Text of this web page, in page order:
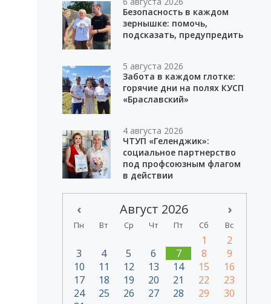
Безопасность в каждом
зернышке: помочь,
подсказать, предупредить
5 августа 2026
Забота в каждом глотке:
горячие дни на полях КУСП
«Браславский»
4 августа 2026
ЧТУП «Геленджик»:
социальное партнерство
под профсоюзным флагом
в действии
‹ Август 2026 ›
Пн Вт Ср Чт Пт Сб Вс
1
2
3
4 5 6 7 8
9
10
11 12 13 14 15
16
17
18 19 20 21 22
23
24
25 26 27 28 29
30